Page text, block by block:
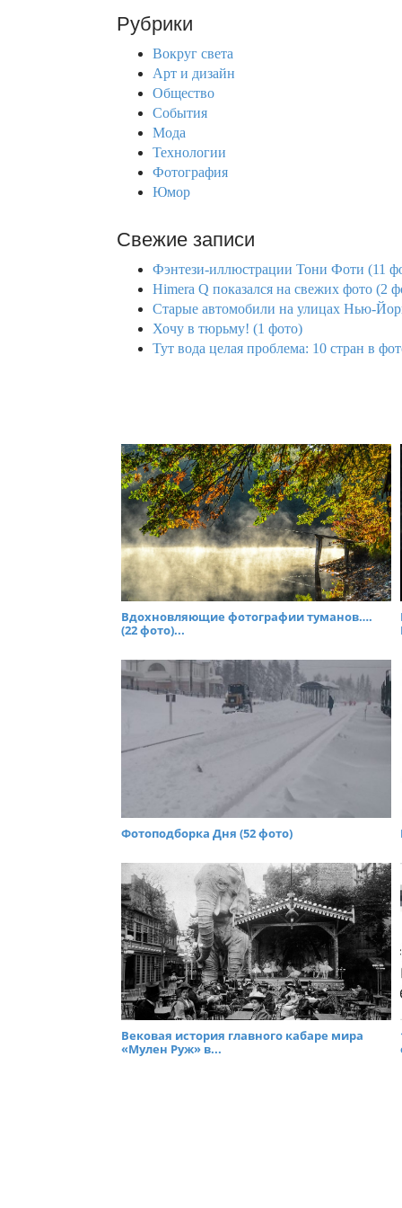
c
Рубрики
Вокруг света
Арт и дизайн
Общество
События
Мода
Технологии
Фотография
Юмор
Свежие записи
Фэнтези-иллюстрации Тони Фоти (11
Himera Q показался на свежих фото (2
Старые автомобили на улицах Нью-
Хочу в тюрьму! (1 фото)
Тут вода целая проблема: 10 стран в
Вдохновляющие фотографии туманов….
(22 фото)...
Фотоподборка Дня (52 фото)
Вековая история главного кабаре мира
«Мулен Руж» в...